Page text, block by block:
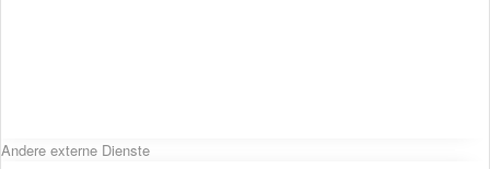
Andere externe Dienste